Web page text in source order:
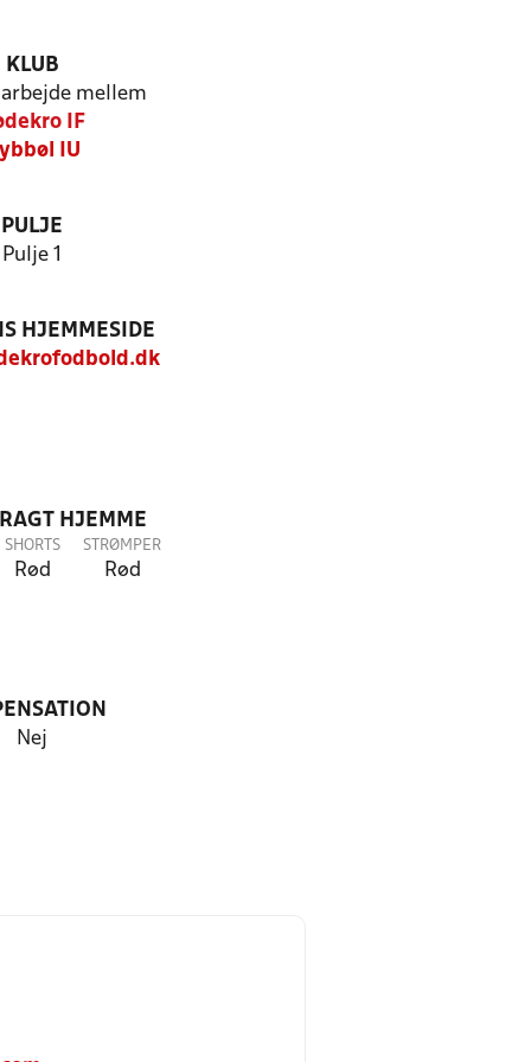
KLUB
mellem
IF
IU
PULJE
Pulje 1
HJEMMESIDE
HJEMME
SHORTS
Rød
STRØMPER
Rød
Nej